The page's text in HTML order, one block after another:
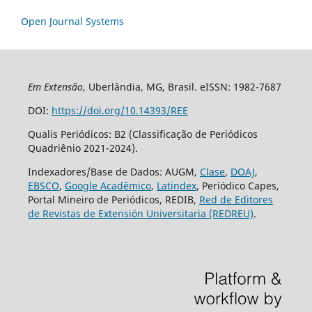
Open Journal Systems
Em Extensão, Uberlândia, MG, Brasil. eISSN: 1982-7687
DOI: https://doi.org/10.14393/REE
Qualis Periódicos: B2 (Classificação de Periódicos
Quadriênio 2021-2024).
Indexadores/Base de Dados: AUGM, Clase, DOAJ,
EBSCO, Google Acadêmico, Latindex, Periódico Capes,
Portal Mineiro de Periódicos, REDIB, Red de Editores
de Revistas de Extensión Universitaria (REDREU).